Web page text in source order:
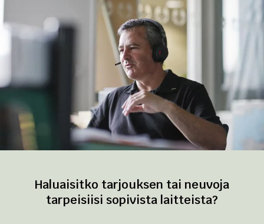
Haluaisitko tarjouksen tai neuvoja
tarpeisiisi sopivista laitteista?